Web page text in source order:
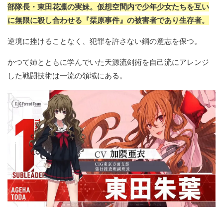
部隊長・東田花凛の実妹。仮想空間内で少年少女たちを互い
に無限に殺し合わせる『栞原事件』の被害者であり生存者。
逆境に挫けることなく、犯罪を許さない鋼の意志を保つ。
かつて姉とともに学んでいた天源流剣術を自己流にアレンジ
した戦闘技術は一流の領域にある。